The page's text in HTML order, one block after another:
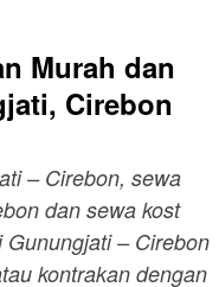
Murah dan
Cirebon
– Cirebon, sewa
dan sewa kost
– Cirebon
kontrakan dengan